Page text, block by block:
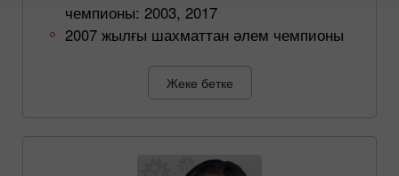
чемпионы: 2003, 2017
2007 жылғы шахматтан әлем чемпионы
Жеке бетке